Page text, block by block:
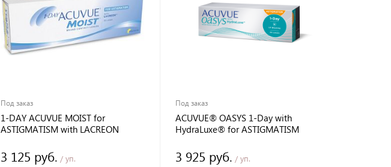
Под заказ
1-DAY ACUVUE MOIST for
ASTIGMATISM with LACREON
3 125 руб. / уп.
Под заказ
ACUVUE® OASYS 1-Day with
HydraLuxe® for ASTIGMATISM
3 925 руб. / уп.